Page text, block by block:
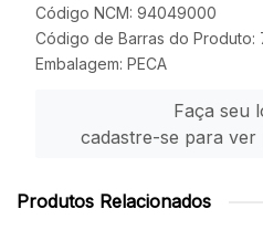
Código NCM: 94049000
Código de Barras do
Embalagem: PECA
Faça seu
cadastre-se para
Produtos Relacionados